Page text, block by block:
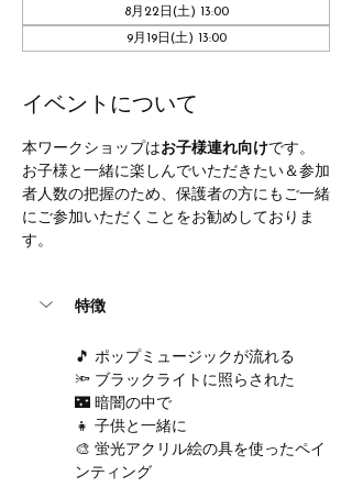
8月22日(土) 13:00
9月19日(土) 13:00
イベントについて
本ワークショップはお子様連れ向けです。
お子様と一緒に楽しんでいただきたい＆参加
者人数の把握のため、保護者の方にもご一緒
にご参加いただくことをお勧めしておりま
す。
特徴
🎵 ポップミュージックが流れる
🔦 ブラックライトに照らされた
🌃 暗闇の中で
👧 子供と一緒に
🎨 蛍光アクリル絵の具を使ったペイ
ンティング